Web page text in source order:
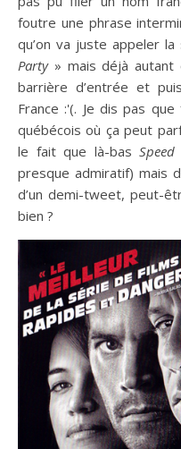
foutre une phrase
qu’on va juste appeler la
Party» mais déjà autant
barrière d’entrée et
France :'(. Je dis pas que
québécois où ça peut
le fait que là-basSpeed
presque admiratif) mais
d’un demi-tweet, peut-
bien ?